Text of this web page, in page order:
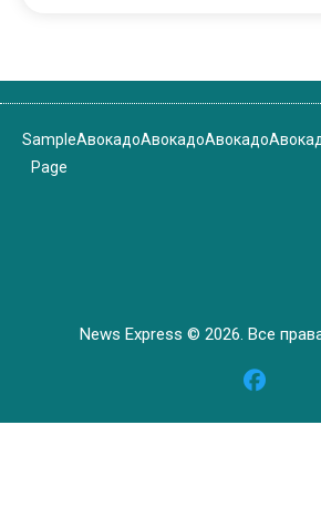
Sample
Page
АвокадоАвокадоАвокадо
News Express © 2026. Все